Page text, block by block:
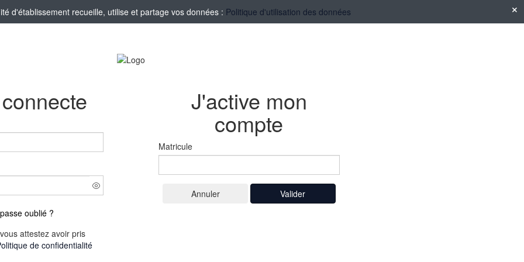
d'établissement recueille, utilise et partage vos données : Politique d'utilisation des données
oublié ?
attestez avoir pris
de confidentialité
J'active mon
compte
Matricule
Valider